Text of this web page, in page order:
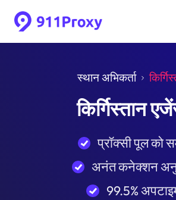
स्थान अभिकर्ता
किर्गिस्तान
प्रॉक्सी पूल को
अनंत कनेक्शन
99.5%